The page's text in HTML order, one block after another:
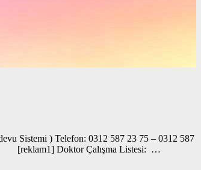
Sistemi ) Telefon: 0312 587 23 75 – 0312 587
Doktor Çalışma Listesi: …